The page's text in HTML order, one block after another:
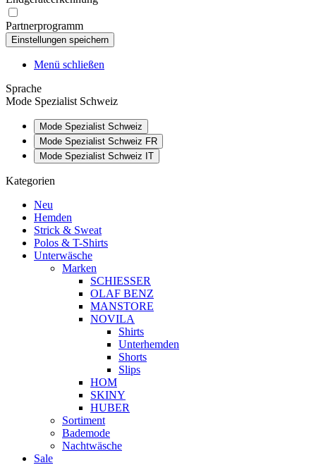
Partnerprogramm
Menü schließen
Sprache
Mode Spezialist Schweiz
Mode Spezialist Schweiz
Mode Spezialist Schweiz FR
Mode Spezialist Schweiz IT
Kategorien
Neu
Hemden
Strick & Sweat
Polos & T-Shirts
Unterwäsche
Marken
SCHIESSER
OLAF BENZ
MANSTORE
NOVILA
Shirts
Unterhemden
Shorts
Slips
HOM
SKINY
HUBER
Sortiment
Bademode
Nachtwäsche
Sale